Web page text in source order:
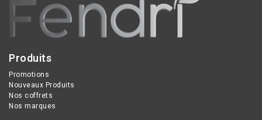
Produits
Promotions
Nouveaux Produits
Nos coffrets
Nos marques